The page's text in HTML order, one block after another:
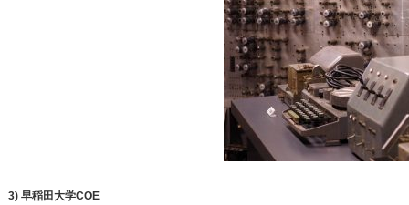
3) 早稲田大学COE